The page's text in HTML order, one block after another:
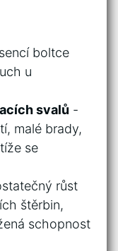
⁤boltce⁢
u
svalů -‍
malé brady,
se
růst
⁣štěrbin,⁢
schopnost